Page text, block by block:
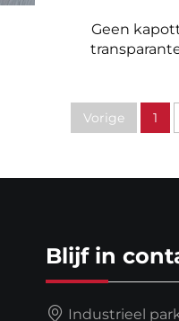
Geen
Vorige 1
Blijf in
Industrieel